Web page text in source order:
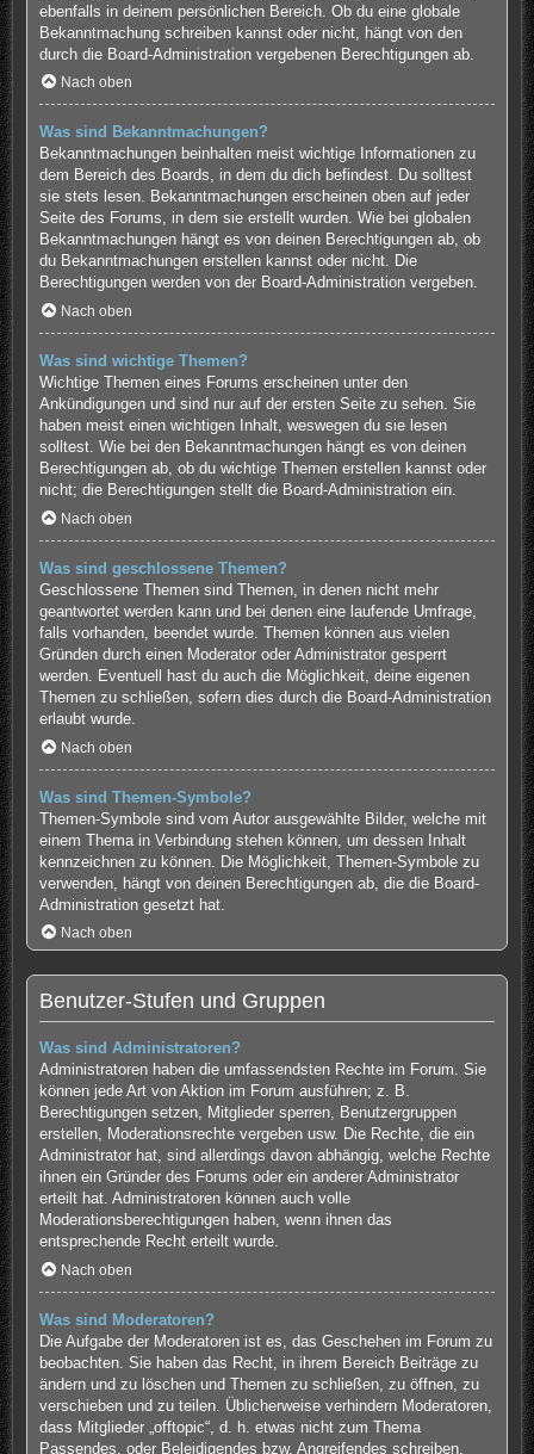
ebenfalls in deinem persönlichen Bereich. Ob du eine globale
Bekanntmachung schreiben kannst oder nicht, hängt von den
durch die Board-Administration vergebenen Berechtigungen ab.
Nach oben
Was sind Bekanntmachungen?
Bekanntmachungen beinhalten meist wichtige Informationen zu
dem Bereich des Boards, in dem du dich befindest. Du solltest
sie stets lesen. Bekanntmachungen erscheinen oben auf jeder
Seite des Forums, in dem sie erstellt wurden. Wie bei globalen
Bekanntmachungen hängt es von deinen Berechtigungen ab, ob
du Bekanntmachungen erstellen kannst oder nicht. Die
Berechtigungen werden von der Board-Administration vergeben.
Nach oben
Was sind wichtige Themen?
Wichtige Themen eines Forums erscheinen unter den
Ankündigungen und sind nur auf der ersten Seite zu sehen. Sie
haben meist einen wichtigen Inhalt, weswegen du sie lesen
solltest. Wie bei den Bekanntmachungen hängt es von deinen
Berechtigungen ab, ob du wichtige Themen erstellen kannst oder
nicht; die Berechtigungen stellt die Board-Administration ein.
Nach oben
Was sind geschlossene Themen?
Geschlossene Themen sind Themen, in denen nicht mehr
geantwortet werden kann und bei denen eine laufende Umfrage,
falls vorhanden, beendet wurde. Themen können aus vielen
Gründen durch einen Moderator oder Administrator gesperrt
werden. Eventuell hast du auch die Möglichkeit, deine eigenen
Themen zu schließen, sofern dies durch die Board-Administration
erlaubt wurde.
Nach oben
Was sind Themen-Symbole?
Themen-Symbole sind vom Autor ausgewählte Bilder, welche mit
einem Thema in Verbindung stehen können, um dessen Inhalt
kennzeichnen zu können. Die Möglichkeit, Themen-Symbole zu
verwenden, hängt von deinen Berechtigungen ab, die die Board-
Administration gesetzt hat.
Nach oben
Benutzer-Stufen und Gruppen
Was sind Administratoren?
Administratoren haben die umfassendsten Rechte im Forum. Sie
können jede Art von Aktion im Forum ausführen; z. B.
Berechtigungen setzen, Mitglieder sperren, Benutzergruppen
erstellen, Moderationsrechte vergeben usw. Die Rechte, die ein
Administrator hat, sind allerdings davon abhängig, welche Rechte
ihnen ein Gründer des Forums oder ein anderer Administrator
erteilt hat. Administratoren können auch volle
Moderationsberechtigungen haben, wenn ihnen das
entsprechende Recht erteilt wurde.
Nach oben
Was sind Moderatoren?
Die Aufgabe der Moderatoren ist es, das Geschehen im Forum zu
beobachten. Sie haben das Recht, in ihrem Bereich Beiträge zu
ändern und zu löschen und Themen zu schließen, zu öffnen, zu
verschieben und zu teilen. Üblicherweise verhindern Moderatoren,
dass Mitglieder „offtopic“, d. h. etwas nicht zum Thema
Passendes, oder Beleidigendes bzw. Angreifendes schreiben.